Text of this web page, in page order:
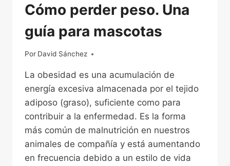
Cómo perder peso. Una
guía para mascotas
Por David Sánchez
04/12/2022
La obesidad es una acumulación de
energía excesiva almacenada por el tejido
adiposo (graso), suficiente como para
contribuir a la enfermedad. Es la forma
más común de malnutrición en nuestros
animales de compañía y está aumentando
en frecuencia debido a un estilo de vida